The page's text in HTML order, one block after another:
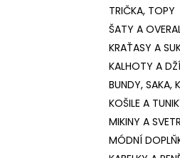
TRIČKA, TOPY
ŠATY A
KRAŤASY A
KALHOTY A
BUNDY, SAKA,
KOŠILE A
MIKINY A
MÓDNÍ